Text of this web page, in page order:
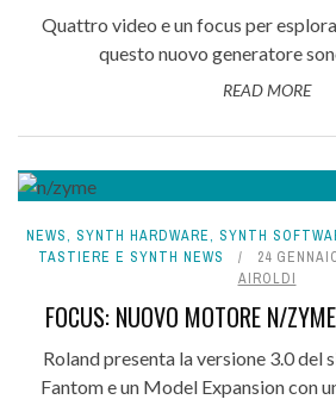
Quattro video e un focus per
questo nuovo generatore
READ MORE
NEWS, SYNTH HARDWARE, SYNTH
TASTIERE E SYNTH NEWS
24
AIROLDI
FOCUS: NUOVO MOTORE N/
Roland presenta la versione 3.0 del
Fantom e un Model Expansion con